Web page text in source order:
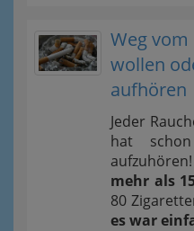
Weg vom
wollen
aufhören
Jeder
hat
mehr als
80
es war